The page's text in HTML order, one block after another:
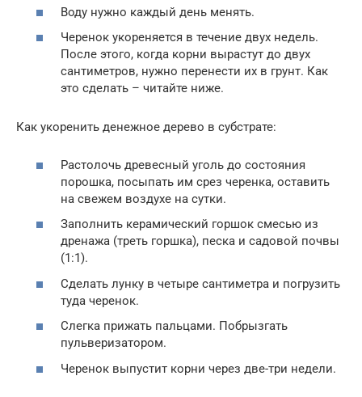
Воду нужно каждый день менять.
Черенок укореняется в течение двух недель.
После этого, когда корни вырастут до двух
сантиметров, нужно перенести их в грунт. Как
это сделать – читайте ниже.
Как укоренить денежное дерево в субстрате:
Растолочь древесный уголь до состояния
порошка, посыпать им срез черенка, оставить
на свежем воздухе на сутки.
Заполнить керамический горшок смесью из
дренажа (треть горшка), песка и садовой почвы
(1:1).
Сделать лунку в четыре сантиметра и погрузить
туда черенок.
Слегка прижать пальцами. Побрызгать
пульверизатором.
Черенок выпустит корни через две-три недели.